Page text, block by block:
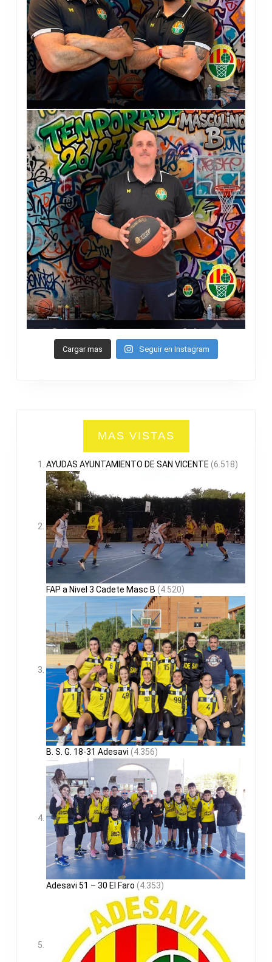
Cargar mas Seguir en Instagram
MAS VISTAS
AYUDAS AYUNTAMIENTO DE SAN VICENTE (6.518)
FAP a Nivel 3 Cadete Masc B (4.520)
B. S. G. 18-31 Adesavi (4.356)
Adesavi 51 – 30 El Faro (4.353)